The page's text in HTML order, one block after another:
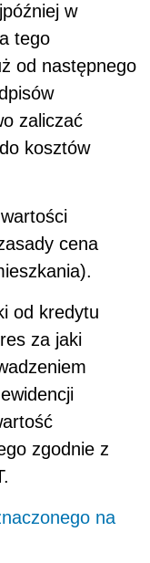
w
tego
od następnego
zaliczać
kosztów
cena
od kredytu
za jaki
zgodnie z
na